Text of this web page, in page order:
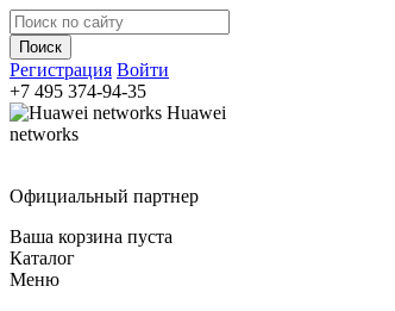
Регистрация Войти
+7 495 374-94-35
Huawei
networks
Официальный партнер
Ваша корзина пуста
Каталог
Меню